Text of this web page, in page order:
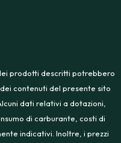
prodotti descritti potrebbero
contenuti del presente sito
dati relativi a dotazioni,
di carburante, costi di
indicativi. Inoltre, i prezzi